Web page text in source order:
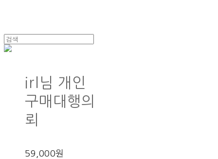
irl님 개인
구매대행의
뢰
59,000원